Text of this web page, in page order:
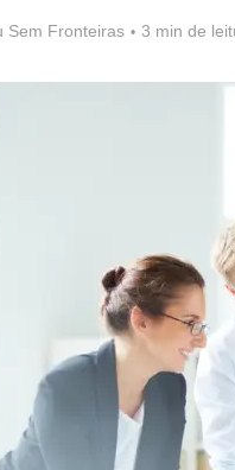
Sem Fronteiras 3 min de